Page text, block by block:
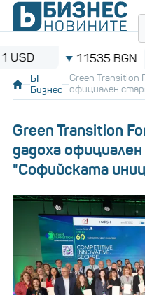
1.1535 BGN
БГ
Бизнес
Green Transition
официален
Green Transition
дадоха
"Софийската